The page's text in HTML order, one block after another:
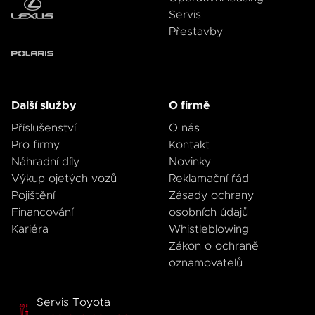
Servis
Přestavby
Další služby
Příslušenství
Pro firmy
Náhradní díly
Výkup ojetých vozů
Pojištění
Financování
Kariéra
O firmě
O nás
Kontakt
Novinky
Reklamační řád
Zásady ochrany
osobních údajů
Whistleblowing
Zákon o ochraně
oznamovatelů
Servis Toyota